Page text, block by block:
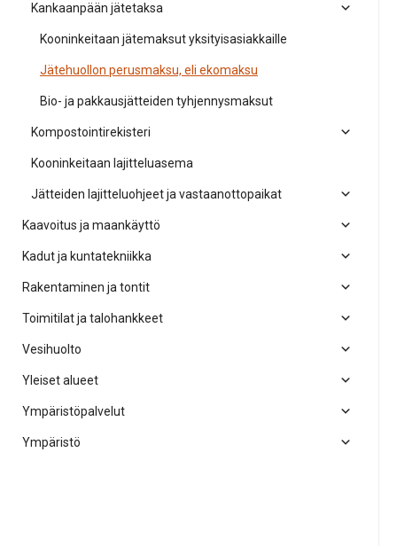
Kankaanpään jätetaksa
Kooninkeitaan jätemaksut yksityisasiakkaille
Jätehuollon perusmaksu, eli ekomaksu
Bio- ja pakkausjätteiden tyhjennysmaksut
Kompostointirekisteri
Kooninkeitaan lajitteluasema
Jätteiden lajitteluohjeet ja vastaanottopaikat
Kaavoitus ja maankäyttö
Kadut ja kuntatekniikka
Rakentaminen ja tontit
Toimitilat ja talohankkeet
Vesihuolto
Yleiset alueet
Ympäristöpalvelut
Ympäristö